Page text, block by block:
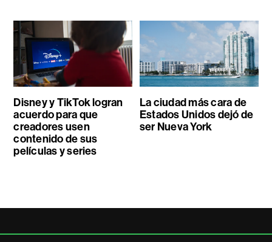
Disney y TikTok logran
acuerdo para que
creadores usen
contenido de sus
películas y series
La ciudad más cara de
Estados Unidos dejó de
ser Nueva York